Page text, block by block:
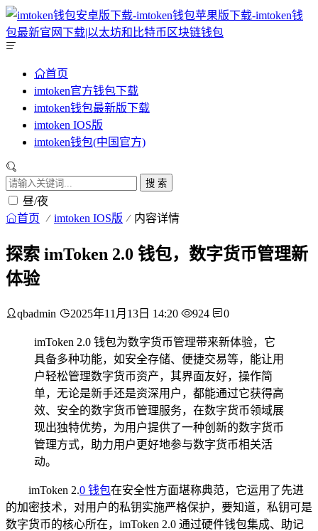
首页
imtoken官方钱包下载
imtoken钱包最新版下载
imtoken IOS版
imtoken钱包(中国官方)
搜 索
昼/夜
首页 imtoken IOS版 内容详情
探索 imToken 2.0 钱包，数字货币管理新
体验
qbadmin 2025年11月13日 14:20 924 0
imToken 2.0 钱包为数字货币管理带来新体验，它
具备多种功能，如安全存储、便捷交易等，能让用
户轻松管理数字货币资产，其界面友好，操作简
单，无论是新手还是资深用户，都能通过它获得高
效、安全的数字货币管理服务，在数字货币领域展
现出独特优势，为用户提供了一种创新的数字货币
管理方式，助力用户更好地参与数字货币相关活
动。
imToken 2.0 钱包在安全性方面堪称典范，它运用了先进
的加密技术，对用户的私钥实施严格保护，要知道，私钥可是
数字货币的核心所在，imToken 2.0 通过硬件钱包集成、助记